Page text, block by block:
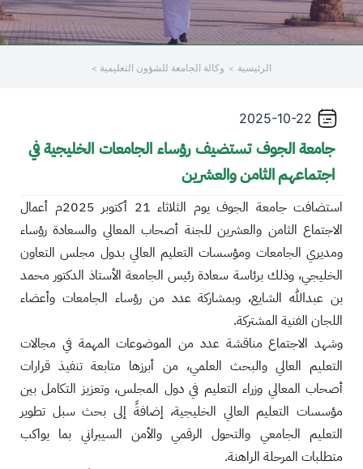
الرئيسية وكالة الجامعة للشؤون التعليمية
2025-10-22
جامعة الجوف تستضيف رؤساء الجامعات الخليجية في
اجتماعهم الثامن والعشرين
استضافت جامعة الجوف يوم الثلاثاء 21 أكتوبر 2025م أعمال
الاجتماع الثامن والعشرين للجنة أصحاب المعالي والسعادة رؤساء
ومديري الجامعات ومؤسسات التعليم العالي بدول مجلس التعاون
الخليجي، وذلك برئاسة سعادة رئيس الجامعة الأستاذ الدكتور محمد
بن عبدالله الشايع، وبمشاركة عدد من رؤساء الجامعات وأعضاء
اللجان الفنية المشتركة.
وشهد الاجتماع مناقشة عدد من الموضوعات المهمة في مجالات
التعليم العالي والبحث العلمي، من أبرزها متابعة تنفيذ قرارات
أصحاب المعالي وزراء التعليم في دول المجلس، وتعزيز التكامل بين
مؤسسات التعليم العالي الخليجية، إضافةً إلى بحث سبل تطوير
التعليم الجامعي والتحول الرقمي والأمن السيبراني بما يواكب
متطلبات المرحلة الراهنة.